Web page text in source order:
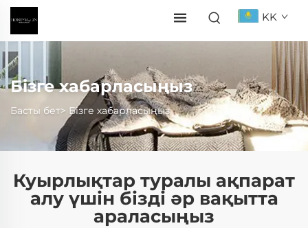
KK
Бізге хабарласыңыз
Басты бет> Бізге хабарласыңыз
Куырлықтар туралы ақпарат
алу үшін бізді әр вақытта
араласыңыз